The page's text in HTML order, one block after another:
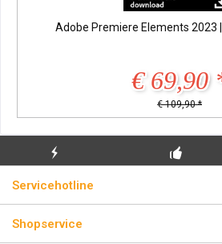
Adobe Premiere Elements 2023
€ 69,90
€ 109,90 *
BLIKSEMVERZENDING
Servicehotline
Shopservice